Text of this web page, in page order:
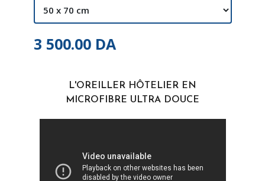
3 500.00 DA
L'OREILLER HÔTELIER EN
MICROFIBRE ULTRA DOUCE